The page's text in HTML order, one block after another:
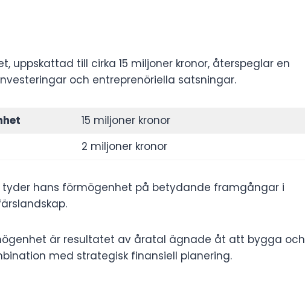
uppskattad till cirka 15 miljoner kronor, återspeglar en
och entreprenöriella satsningar.
15 miljoner kronor
2 miljoner kronor
hans förmögenhet på betydande framgångar i
är resultatet av åratal ägnade åt att bygga och
med strategisk finansiell planering.